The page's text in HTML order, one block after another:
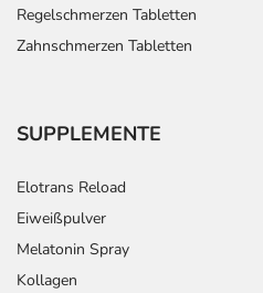
Regelschmerzen Tabletten
Zahnschmerzen Tabletten
SUPPLEMENTE
Elotrans Reload
Eiweißpulver
Melatonin Spray
Kollagen